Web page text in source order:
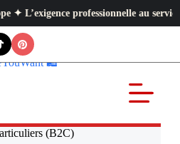
professionnelle au service de
(B2C)